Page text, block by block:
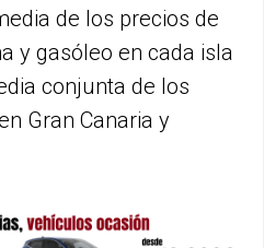
de los precios de
y gasóleo en cada isla
conjunta de los
Gran Canaria y